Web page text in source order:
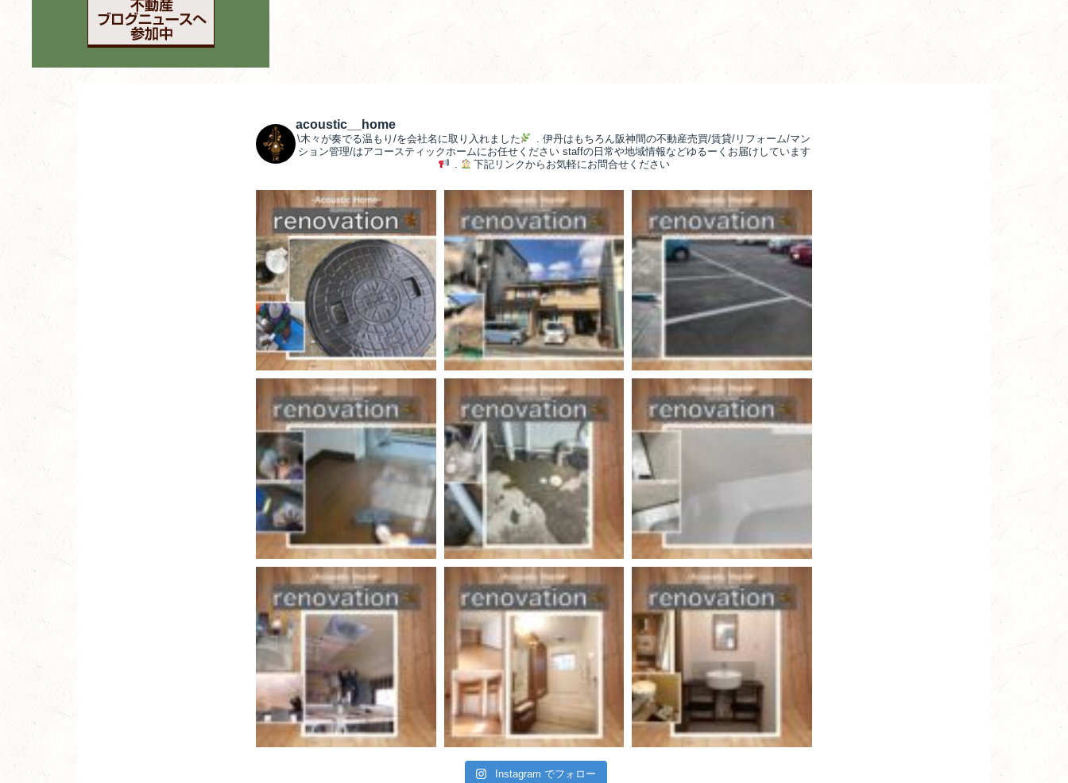
acoustic__home
\木々が奏でる温もり/を会社名に取り入れました . 伊丹はもちろん阪神間の不動産売買/賃貸/リフォーム/マン
ション管理/はアコースティックホームにお任せくださいstaffの日常や地域情報などゆるーくお届けしています
.
下記リンクからお気軽にお問合せください
Instagram でフォロー